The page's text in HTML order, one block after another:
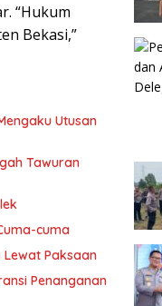
“Hukum
Bekasi,”
Utusan
Tawuran
cuma
Paksaan
Penanganan